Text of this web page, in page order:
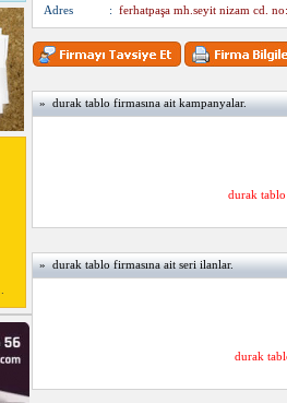
Adres
: ferhatpaşa mh.seyit nizam cd.
» durak tablo firmasına ait kampanyalar.
durak tablo
» durak tablo firmasına ait seri ilanlar.
durak